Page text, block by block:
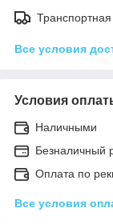
Все условия
Условия
Наличными
Безналичный
Оплата по
Все условия